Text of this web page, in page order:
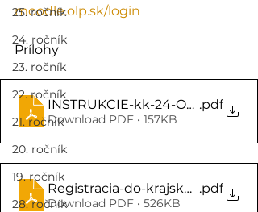
25. ročník
24. ročník
23. ročník
22. ročník
21. ročník
20. ročník
19. ročník
28. ročník
moodle.olp.sk/login
Prílohy
INSTRUKCIE-kk-24-OLP-verzia-
.pdf
Download PDF • 157KB
Registracia-do-krajskeho-kola-24
.pdf
Download PDF • 526KB